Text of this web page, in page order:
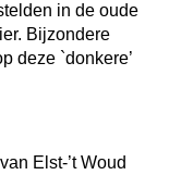
in de oude
Bijzondere
deze `donkere’
Elst-’t Woud